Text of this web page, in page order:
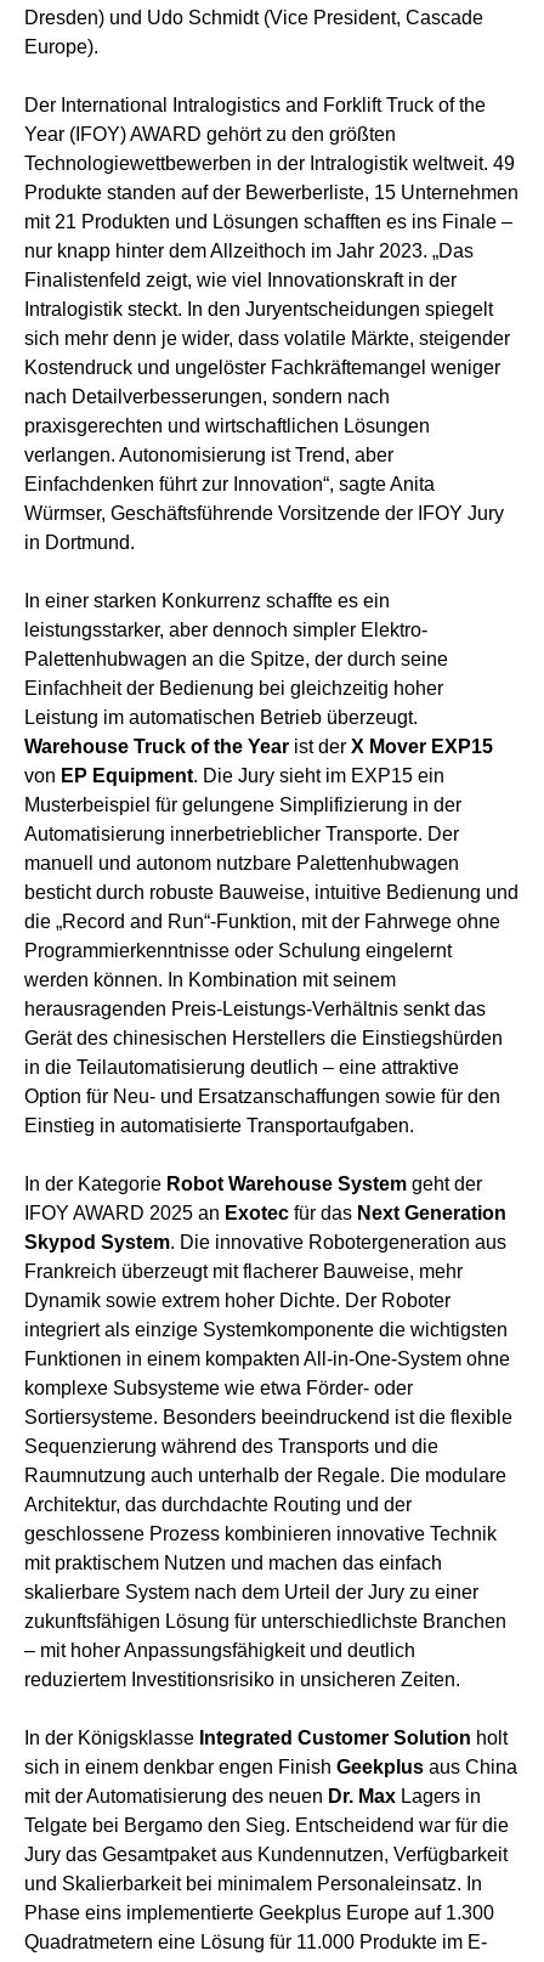
Dresden) und Udo Schmidt (Vice President, Cascade
Europe).
Der International Intralogistics and Forklift Truck of the
Year (IFOY) AWARD gehört zu den größten
Technologiewettbewerben in der Intralogistik weltweit. 49
Produkte standen auf der Bewerberliste, 15 Unternehmen
mit 21 Produkten und Lösungen schafften es ins Finale –
nur knapp hinter dem Allzeithoch im Jahr 2023. „Das
Finalistenfeld zeigt, wie viel Innovationskraft in der
Intralogistik steckt. In den Juryentscheidungen spiegelt
sich mehr denn je wider, dass volatile Märkte, steigender
Kostendruck und ungelöster Fachkräftemangel weniger
nach Detailverbesserungen, sondern nach
praxisgerechten und wirtschaftlichen Lösungen
verlangen. Autonomisierung ist Trend, aber
Einfachdenken führt zur Innovation“, sagte Anita
Würmser, Geschäftsführende Vorsitzende der IFOY Jury
in Dortmund.
In einer starken Konkurrenz schaffte es ein
leistungsstarker, aber dennoch simpler Elektro-
Palettenhubwagen an die Spitze, der durch seine
Einfachheit der Bedienung bei gleichzeitig hoher
Leistung im automatischen Betrieb überzeugt.
Warehouse Truck of the Year ist der X Mover EXP15
von EP Equipment. Die Jury sieht im EXP15 ein
Musterbeispiel für gelungene Simplifizierung in der
Automatisierung innerbetrieblicher Transporte. Der
manuell und autonom nutzbare Palettenhubwagen
besticht durch robuste Bauweise, intuitive Bedienung und
die „Record and Run“-Funktion, mit der Fahrwege ohne
Programmierkenntnisse oder Schulung eingelernt
werden können. In Kombination mit seinem
herausragenden Preis-Leistungs-Verhältnis senkt das
Gerät des chinesischen Herstellers die Einstiegshürden
in die Teilautomatisierung deutlich – eine attraktive
Option für Neu- und Ersatzanschaffungen sowie für den
Einstieg in automatisierte Transportaufgaben.
In der Kategorie Robot Warehouse System geht der
IFOY AWARD 2025 an Exotec für das Next Generation
Skypod System. Die innovative Robotergeneration aus
Frankreich überzeugt mit flacherer Bauweise, mehr
Dynamik sowie extrem hoher Dichte. Der Roboter
integriert als einzige Systemkomponente die wichtigsten
Funktionen in einem kompakten All-in-One-System ohne
komplexe Subsysteme wie etwa Förder- oder
Sortiersysteme. Besonders beeindruckend ist die flexible
Sequenzierung während des Transports und die
Raumnutzung auch unterhalb der Regale. Die modulare
Architektur, das durchdachte Routing und der
geschlossene Prozess kombinieren innovative Technik
mit praktischem Nutzen und machen das einfach
skalierbare System nach dem Urteil der Jury zu einer
zukunftsfähigen Lösung für unterschiedlichste Branchen
– mit hoher Anpassungsfähigkeit und deutlich
reduziertem Investitionsrisiko in unsicheren Zeiten.
In der Königsklasse Integrated Customer Solution holt
sich in einem denkbar engen Finish Geekplus aus China
mit der Automatisierung des neuen Dr. Max Lagers in
Telgate bei Bergamo den Sieg. Entscheidend war für die
Jury das Gesamtpaket aus Kundennutzen, Verfügbarkeit
und Skalierbarkeit bei minimalem Personaleinsatz. In
Phase eins implementierte Geekplus Europe auf 1.300
Quadratmetern eine Lösung für 11.000 Produkte im E-